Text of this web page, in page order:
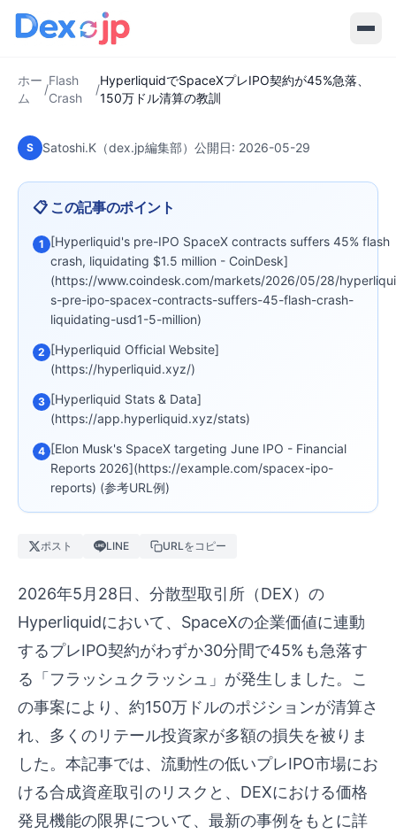
ホー
ム
/
Flash
Crash
/
HyperliquidでSpaceXプレIPO契約が45%急落、
150万ドル清算の教訓
2026-05-29
HyperliquidでSpaceXプレIPO契約
が45%急落、150万ドル清算の教訓
S Satoshi.K（dex.jp編集部） 公開日: 2026-05-29
📋 この記事のポイント
1 [Hyperliquid's pre-IPO SpaceX contracts suffers 45% flash
crash, liquidating $1.5 million - CoinDesk]
(https://www.coindesk.com/markets/2026/05/28/
s-pre-ipo-spacex-contracts-suffers-45-flash-crash-
liquidating-usd1-5-million)
2 [Hyperliquid Official Website]
(https://hyperliquid.xyz/)
3 [Hyperliquid Stats & Data]
(https://app.hyperliquid.xyz/stats)
4 [Elon Musk's SpaceX targeting June IPO - Financial
Reports 2026](https://example.com/spacex-ipo-
reports) (参考URL例)
ポスト LINE URLをコピー
2026年5月28日、分散型取引所（DEX）の
Hyperliquidにおいて、SpaceXの企業価値に連動
するプレIPO契約がわずか30分間で45%も急落す
る「フラッシュクラッシュ」が発生しました。こ
の事案により、約150万ドルのポジションが清算さ
れ、多くのリテール投資家が多額の損失を被りま
した。本記事では、流動性の低いプレIPO市場にお
ける合成資産取引のリスクと、DEXにおける価格
発見機能の限界について、最新の事例をもとに詳